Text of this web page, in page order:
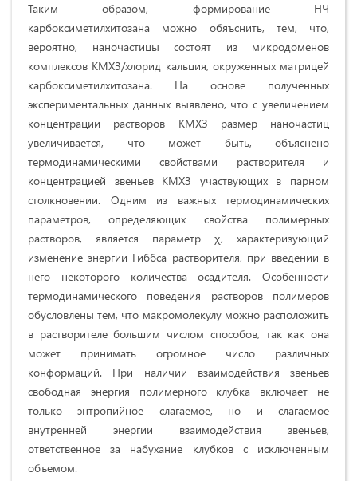
Таким образом, формирование НЧ
карбоксиметилхитозана можно обяъснить, тем, что,
вероятно, наночастицы состоят из микродоменов
комплексов КМХЗ/хлорид кальция, окруженных матрицей
карбоксиметилхитозана. На основе полученных
экспериментальных данных выявлено, что с увеличением
концентрации растворов КМХЗ размер наночастиц
увеличивается, что может быть, объяснено
термодинамическими свойствами растворителя и
концентрацией звеньев КМХЗ участвующих в парном
столкновении. Одним из важных термодинамических
параметров, определяющих свойства полимерных
растворов, является параметр χ, характеризующий
изменение энергии Гиббса растворителя, при введении в
него некоторого количества осадителя. Особенности
термодинамического поведения растворов полимеров
обусловлены тем, что макромолекулу можно расположить
в растворителе большим числом способов, так как она
может принимать огромное число различных
конформаций. При наличии взаимодействия звеньев
свободная энергия полимерного клубка включает не
только энтропийное слагаемое, но и слагаемое
внутренней энергии взаимодействия звеньев,
ответственное за набухание клубков с исключенным
объемом.